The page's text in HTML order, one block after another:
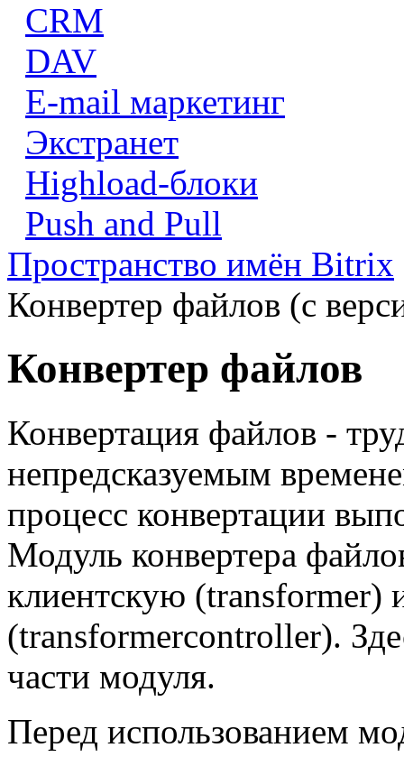
CRM
DAV
E-mail маркетинг
Экстранет
Highload-блоки
Push and Pull
Пространство имён Bitrix
Конвертер файлов (с
Конвертер файлов
Конвертация файлов -
непредсказуемым
процесс конвертации
Модуль конвертера
клиентскую (transformer)
(transformercontroller).
части модуля.
Перед использованием